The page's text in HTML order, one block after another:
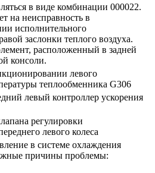
в виде комбинации 000022.
на неисправность в
исполнительного
заслонки теплого воздуха.
расположенный в задней
консоли.
левого
теплообменника G306
левый контроллер ускорения
регулировки
левого колеса
в системе охлаждения
причины проблемы: